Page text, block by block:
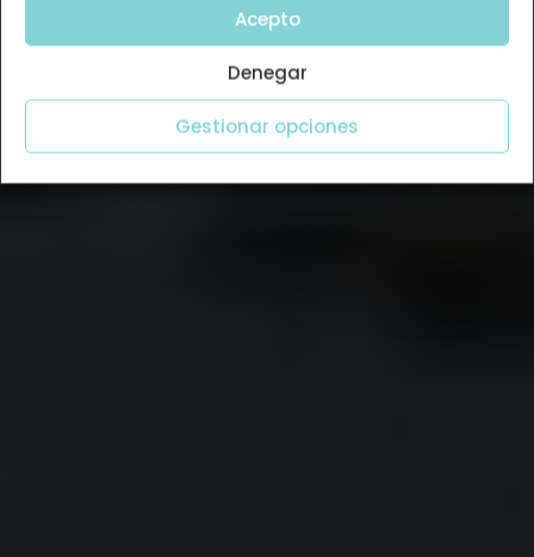
Acepto
Denegar
Gestionar opciones